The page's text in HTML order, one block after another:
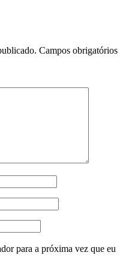
Campos obrigatórios
para a próxima vez que eu